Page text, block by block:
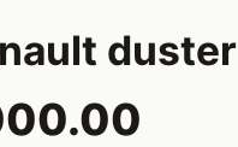
duster